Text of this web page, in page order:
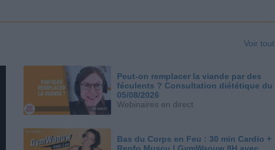
Voir tout
Peut-on remplacer la viande par des
féculents ? Consultation diététique du
05/08/2026
Webinaires en direct
Bas du Corps en Feu : 30 min Cardio +
Renfo Muscu | GymWaouw 8H avec